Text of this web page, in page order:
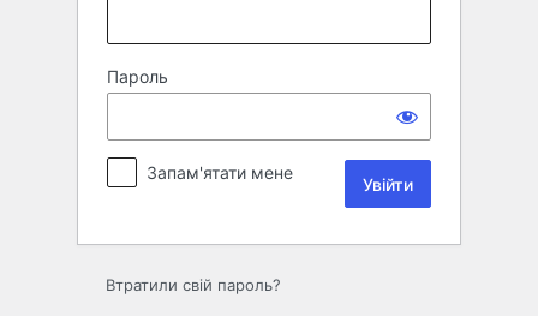
Пароль
Запам'ятати мене
Втратили свій пароль?